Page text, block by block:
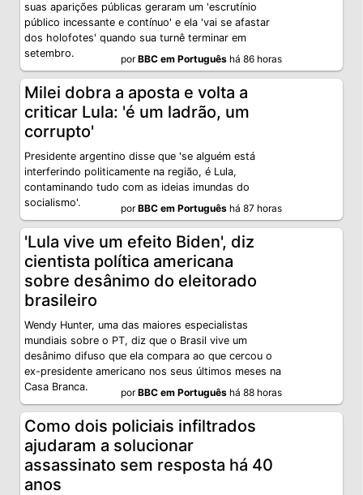
suas aparições públicas geraram um 'escrutínio
público incessante e contínuo' e ela 'vai se afastar
dos holofotes' quando sua turnê terminar em
setembro.
porBBC em Português há 86 horas
Milei dobra a aposta e volta a
criticar Lula: 'é um ladrão, um
corrupto'
Presidente argentino disse que 'se alguém está
interferindo politicamente na região, é Lula,
contaminando tudo com as ideias imundas do
socialismo'.
porBBC em Português há 87 horas
'Lula vive um efeito Biden', diz
cientista política americana
sobre desânimo do eleitorado
brasileiro
Wendy Hunter, uma das maiores especialistas
mundiais sobre o PT, diz que o Brasil vive um
desânimo difuso que ela compara ao que cercou o
ex-presidente americano nos seus últimos meses na
Casa Branca.
porBBC em Português há 88 horas
Como dois policiais infiltrados
ajudaram a solucionar
assassinato sem resposta há 40
anos